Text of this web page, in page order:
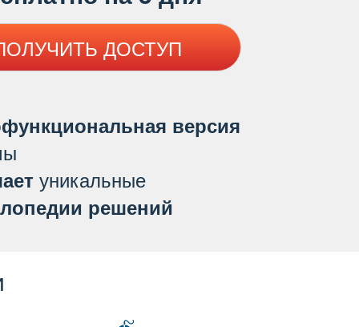
ДОСТУП
версия
уникальные
решений